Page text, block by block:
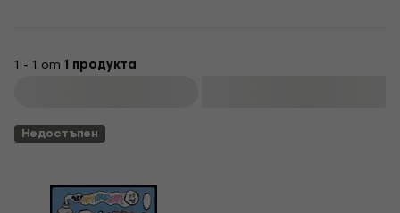
1 - 1 от 1 продукта
Недостъпен